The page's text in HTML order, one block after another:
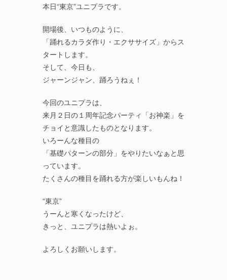
本日“東京”ユニプラです。
開場後、いつものように、
「踊れるカラダ作り・エクササイズ」からス
タートします。
そして、今日も、
ジャーンジャン、踊ろうねぇ！
今回のユニプラは、
来月２日の１周年記念パーティ「お神楽」を
チョイと意識したものとなります。
いろーんな種目の
「基礎パターンの部分」をやりたいなぁと思
っています。
たくさんの種目を踊れる方が楽しいもんね！
“東京”
うーんと寒くなったけど、
きっと、ユニプラは熱いよぉ。
よろしくお願いします。